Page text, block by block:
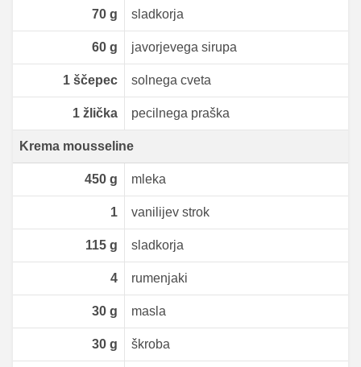
70g sladkorja
60g javorjevega sirupa
1ščepec solnega cveta
1žlička pecilnega praška
Krema mousseline
450g mleka
1 vanilijev strok
115g sladkorja
4 rumenjaki
30g masla
30g škroba